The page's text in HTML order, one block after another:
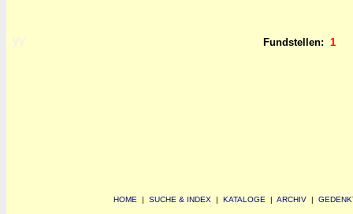
yy Fundstellen: 1
HOME | SUCHE & INDEX | KATALOGE | ARCHIV |